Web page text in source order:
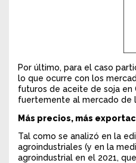
Por último, para el caso
lo que ocurre con los
futuros de aceite de soja en
fuertemente al mercado de
Más precios, más
Tal como se analizó en la
agroindustriales (y en la
agroindustrial en el 2021,